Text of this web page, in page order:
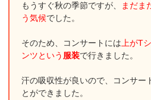
もうすぐ秋の季節ですが、
まだま
う気候でした。
そのため、コンサートには 上がT
ンツという 服装で行きました。
汗の吸収性が良いので、コンサー
とができました。